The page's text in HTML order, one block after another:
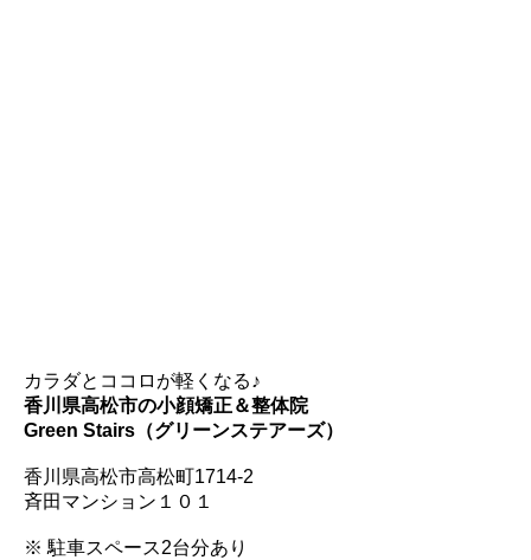
カラダとココロが軽くなる♪
香川県高松市の小顔矯正＆整体院
Green Stairs（グリーンステアーズ）
香川県高松市高松町1714-2
斉田マンション１０１
※ 駐車スペース2台分あり